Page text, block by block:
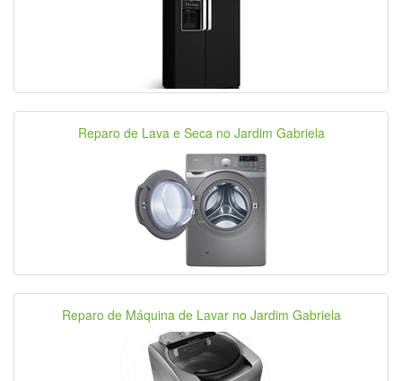
Reparo de Lava e Seca no Jardim Gabriela
Reparo de Máquina de Lavar no Jardim Gabriela